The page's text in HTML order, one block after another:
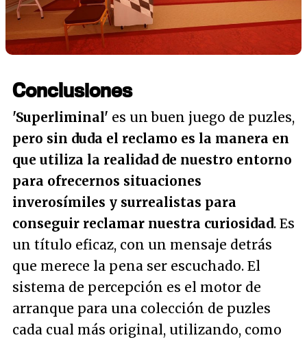
Conclusiones
'Superliminal' es un buen juego de puzles,
pero sin duda el reclamo es la manera en
que utiliza la realidad de nuestro entorno
para ofrecernos situaciones
inverosímiles y surrealistas para
conseguir reclamar nuestra curiosidad. Es
un título eficaz, con un mensaje detrás
que merece la pena ser escuchado. El
sistema de percepción es el motor de
arranque para una colección de puzles
cada cual más original, utilizando, como